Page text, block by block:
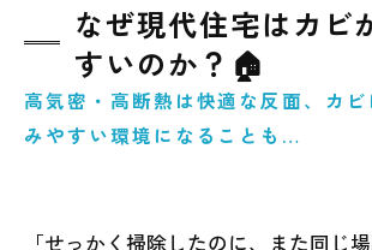
なぜ現代住宅はカビ
すいのか？🏠
高気密・高断熱は快適な反面、カ
みやすい環境になることも…
「せっかく掃除したのに、また同じ